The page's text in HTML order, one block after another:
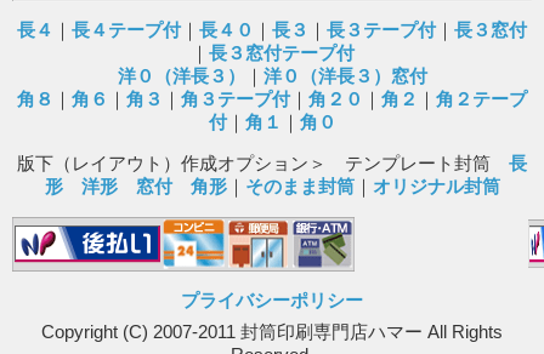
長４ ｜ 長４テープ付｜ 長４０ ｜ 長３ ｜ 長３テープ付｜ 長３窓付
｜ 長３窓付テープ付
洋０（洋長３）
｜ 洋０（洋長３）窓付
角８ ｜ 角６ ｜ 角３ ｜ 角３テープ付｜ 角２０ ｜ 角２ ｜ 角２テープ
付｜ 角１ ｜ 角０
版下（レイアウト）作成オプション＞ テンプレート封筒 長
形
洋形 窓付 角形｜ そのまま封筒｜ オリジナル封筒
プライバシーポリシー
Copyright (C) 2007-2011 封筒印刷専門店ハマー All Rights